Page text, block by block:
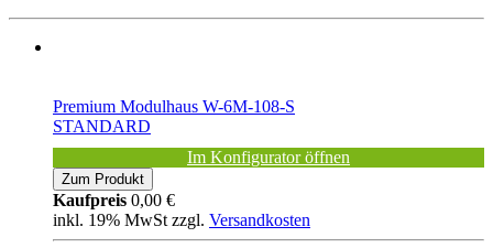
Premium Modulhaus W-6M-108-S
STANDARD
Im Konfigurator öffnen
Zum Produkt
Kaufpreis 0,00 €
inkl. 19% MwSt zzgl. Versandkosten